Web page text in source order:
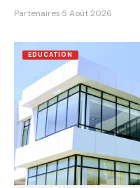
Partenaires·5 Août 2026
EDUCATION